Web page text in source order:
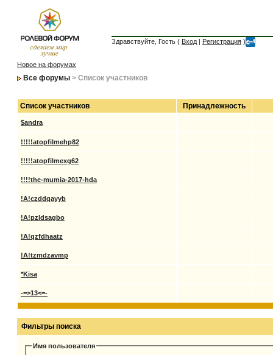
Здравствуйте, Гость ( Вход | Регистрация )
Новое на форумах
Все форумы > Список участников
Список участников Принадлежность
$andra
!!!!!atopfilmehp82
!!!!!atopfilmexg62
!!!!the-mumia-2017-hda
!A!czddqayyb
!A!pzldsagbo
!A!qzfdhaatz
!A!tzmdzavmp
*Kisa
-=>13<=-
Фильтры поиска
Имя пользователя